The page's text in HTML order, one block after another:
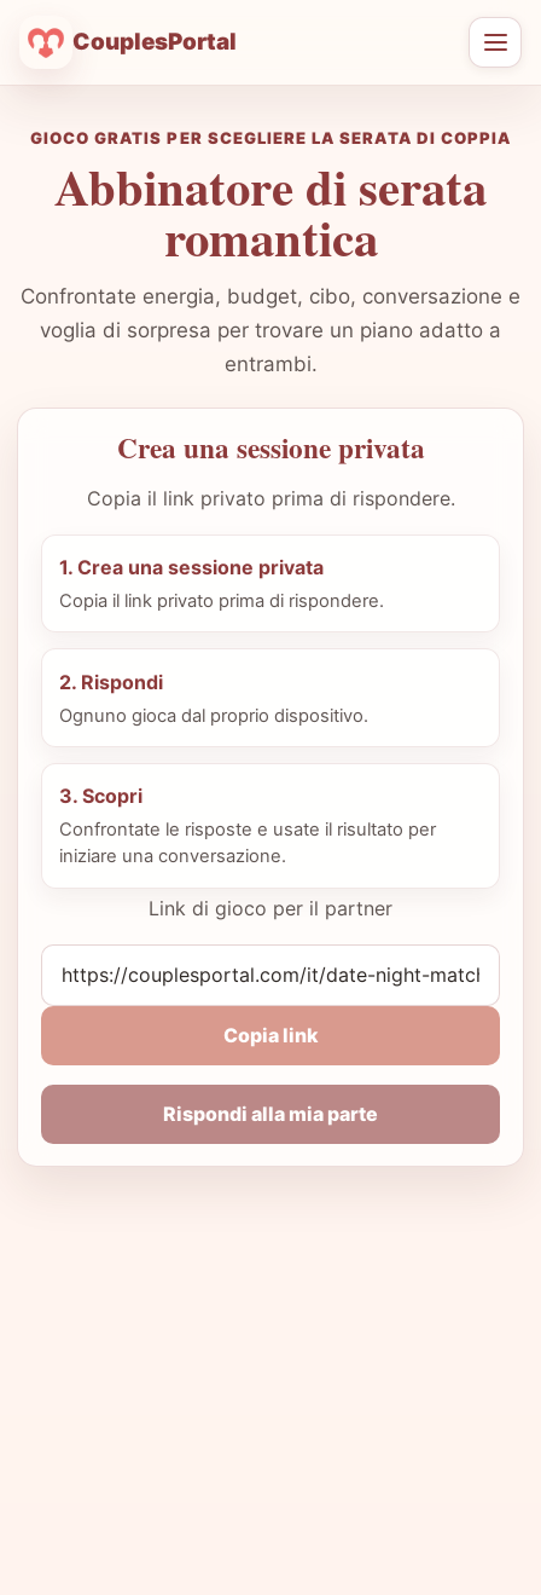
CouplesPortal
Apri
GIOCO GRATIS PER SCEGLIERE LA SERATA DI COPPIA
Abbinatore di serata
romantica
Confrontate energia, budget, cibo, conversazione e
voglia di sorpresa per trovare un piano adatto a
entrambi.
Crea una sessione privata
Copia il link privato prima di rispondere.
1. Crea una sessione privata
Copia il link privato prima di rispondere.
2. Rispondi
Ognuno gioca dal proprio dispositivo.
3. Scopri
Confrontate le risposte e usate il risultato per
iniziare una conversazione.
Link di gioco per il partner
Copia link
Rispondi alla mia parte